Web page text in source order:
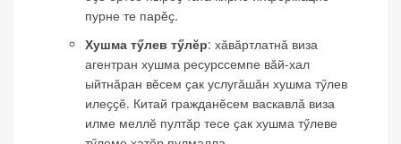
пурне те парӗҫ.
Хушма тӳлев тӳлӗр: хӑвӑртлатнӑ виза
агентран хушма ресурссемпе вӑй-хал
ыйтнӑран вӗсем ҫак услугӑшӑн хушма тӳлев
илеҫҫӗ. Китай гражданӗсем васкавлӑ виза
илме меллӗ пултӑр тесе ҫак хушма тӳлеве